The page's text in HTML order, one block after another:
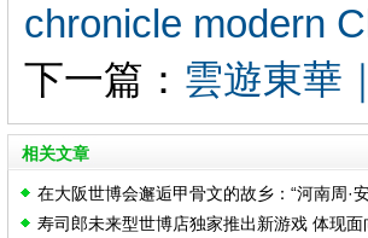
chronicle modern
下一篇： 雲遊東華
相关文章
在大阪世博会邂逅甲骨文的故乡：“河南周·
办
寿司郎未来型世博店独家推出新游戏 体现